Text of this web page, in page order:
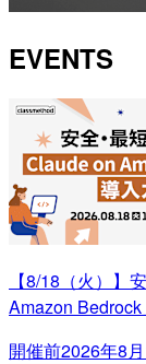
EVENTS
【8/18（火）】
Amazon
開催前2026年8